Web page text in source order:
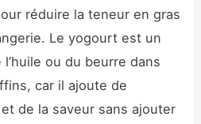
réduire la teneur en gras
Le yogourt est un
ou du beurre dans
car il ajoute de
de la saveur sans ajouter